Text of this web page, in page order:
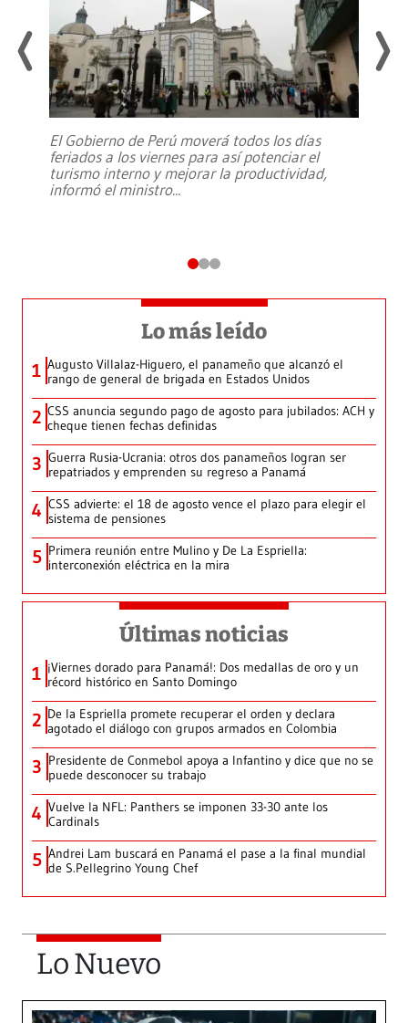
El Gobierno de Perú moverá todos los días
feriados a los viernes para así potenciar el
turismo interno y mejorar la productividad,
informó el ministro...
Lo más leído
1 Augusto Villalaz-Higuero, el panameño que alcanzó el
rango de general de brigada en Estados Unidos
2 CSS anuncia segundo pago de agosto para jubilados: ACH y
cheque tienen fechas definidas
3 Guerra Rusia-Ucrania: otros dos panameños logran ser
repatriados y emprenden su regreso a Panamá
4 CSS advierte: el 18 de agosto vence el plazo para elegir el
sistema de pensiones
5 Primera reunión entre Mulino y De La Espriella:
interconexión eléctrica en la mira
Últimas noticias
1 ¡Viernes dorado para Panamá!: Dos medallas de oro y un
récord histórico en Santo Domingo
2 De la Espriella promete recuperar el orden y declara
agotado el diálogo con grupos armados en Colombia
3 Presidente de Conmebol apoya a Infantino y dice que no se
puede desconocer su trabajo
4 Vuelve la NFL: Panthers se imponen 33-30 ante los
Cardinals
5 Andrei Lam buscará en Panamá el pase a la final mundial
de S.Pellegrino Young Chef
Lo Nuevo